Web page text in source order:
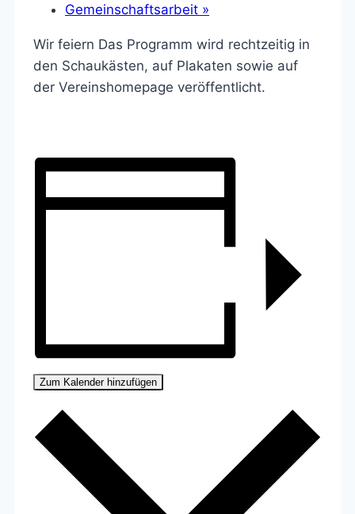
Gemeinschaftsarbeit »
Wir feiern Das Programm wird rechtzeitig in
den Schaukästen, auf Plakaten sowie auf
der Vereinshomepage veröffentlicht.
Zum Kalender hinzufügen